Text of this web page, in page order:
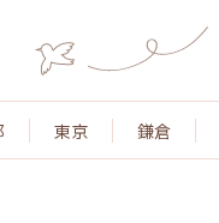
東京 鎌倉